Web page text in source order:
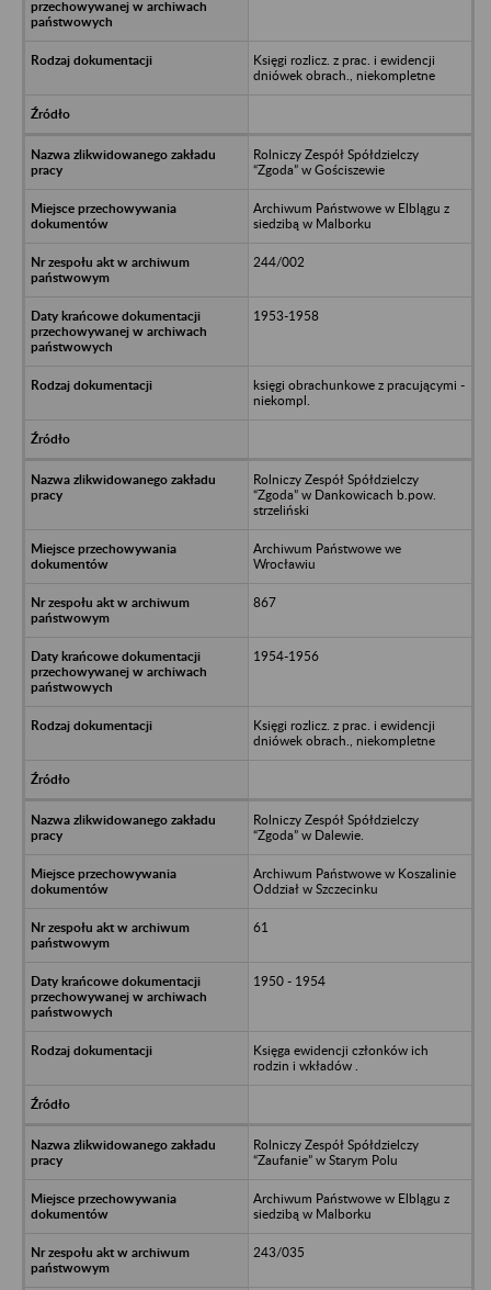
Księgi rozlicz. z prac. i ewidencji
dniówek obrach., niekompletne
Rolniczy Zespół Spółdzielczy
“Zgoda” w Gościszewie
Archiwum Państwowe w Elblągu z
siedzibą w Malborku
244/002
1953-1958
księgi obrachunkowe z pracującymi -
niekompl.
Rolniczy Zespół Spółdzielczy
“Zgoda” w Dankowicach b.pow.
strzeliński
Archiwum Państwowe we
Wrocławiu
867
1954-1956
Księgi rozlicz. z prac. i ewidencji
dniówek obrach., niekompletne
Rolniczy Zespół Spółdzielczy
“Zgoda” w Dalewie.
Archiwum Państwowe w Koszalinie
Oddział w Szczecinku
61
1950 - 1954
Księga ewidencji członków ich
rodzin i wkładów .
Rolniczy Zespół Spółdzielczy
“Zaufanie” w Starym Polu
Archiwum Państwowe w Elblągu z
siedzibą w Malborku
243/035